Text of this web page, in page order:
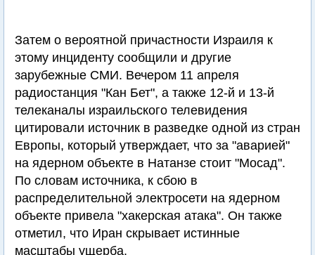
Затем о вероятной причастности Израиля к
этому инциденту сообщили и другие
зарубежные СМИ. Вечером 11 апреля
радиостанция "Кан Бет", а также 12-й и 13-й
телеканалы израильского телевидения
цитировали источник в разведке одной из стран
Европы, который утверждает, что за "аварией"
на ядерном объекте в Натанзе стоит "Мосад".
По словам источника, к сбою в
распределительной электросети на ядерном
объекте привела "хакерская атака". Он также
отметил, что Иран скрывает истинные
масштабы ущерба.